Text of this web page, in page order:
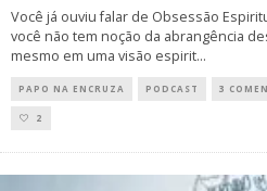
Você já ouviu falar de Obsessão
você não tem noção da abrangência
mesmo em uma visão espirit...
PAPO NA ENCRUZA PODCAST 3
2